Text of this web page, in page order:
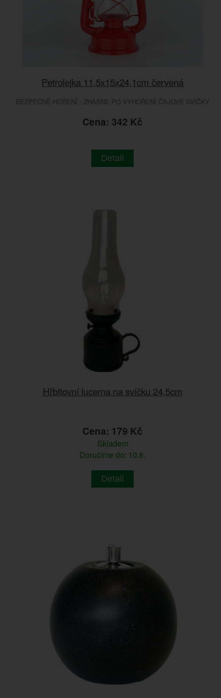
Petrolejka 11,5x15x24,1cm červená
BEZPEČNÉ HOŘENÍ - ZHASNE PO VYHOŘENÍ ČAJOVÉ SVÍČKY
Cena: 342 Kč
Detail
Hřbitovní lucerna na svíčku 24,5cm
Cena: 179 Kč
Skladem
Doručíme do: 10.8.
Detail